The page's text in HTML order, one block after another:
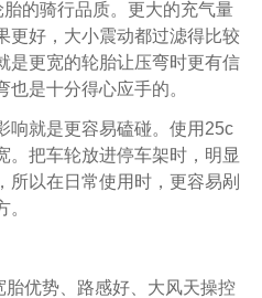
的骑行品质。更大的充气量
更好，大小震动都过滤得比较
是更宽的轮胎让压弯时更有信
是十分得心应手的。
响就是更容易磕碰。使用25c
。把车轮放进停车架时，明显
所以在日常使用时，更容易剐
优势、路感好、大风天操控